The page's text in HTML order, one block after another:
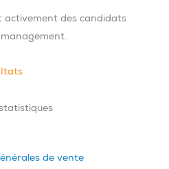
activement des candidats
de vente